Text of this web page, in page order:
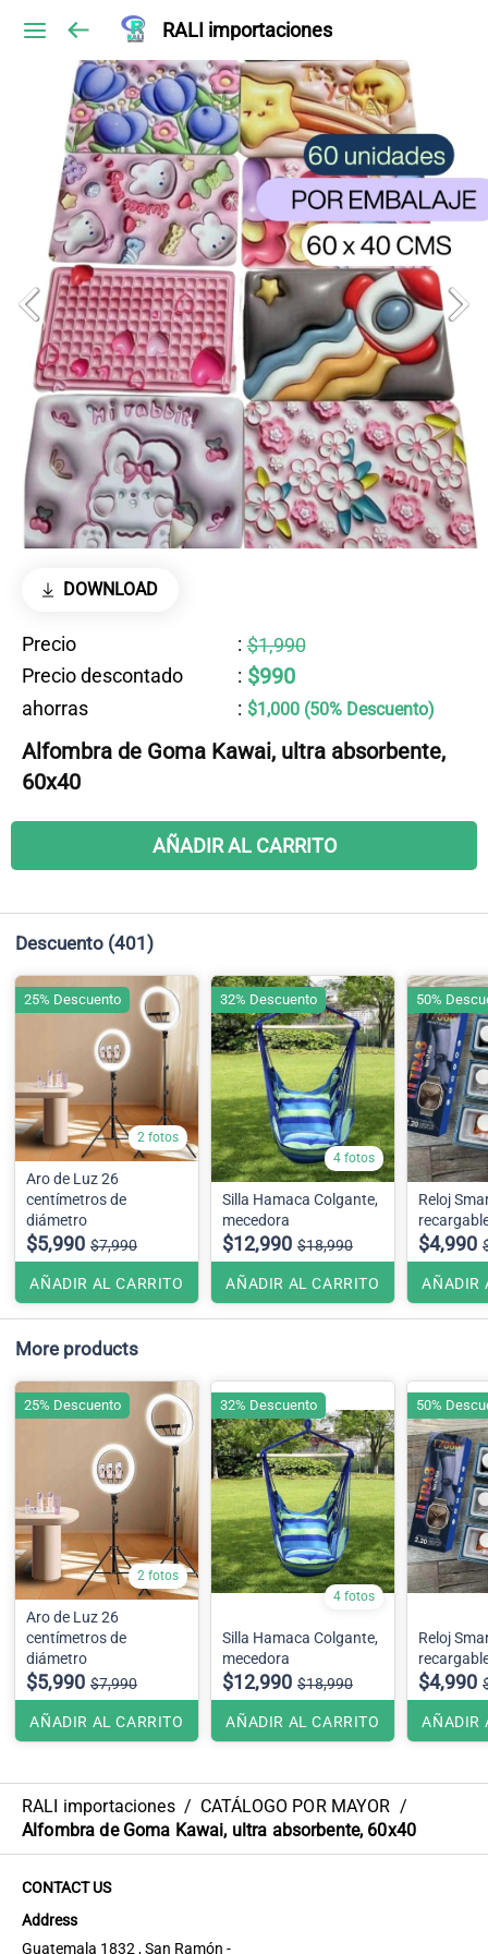
RALI importaciones
DOWNLOAD
Precio : $1,990
Precio descontado
: $990
ahorras : $1,000 (50% Descuento)
Alfombra de Goma Kawai, ultra absorbente,
60x40
AÑADIR AL CARRITO
Descuento (401)
2 fotos
Aro de Luz 26
centímetros de
diámetro
$5,990 $7,990
AÑADIR AL CARRITO
25% Descuento
4 fotos
Silla Hamaca Colgante,
mecedora
$12,990 $18,990
AÑADIR AL CARRITO
32% Descuento
Reloj
$4,990
AÑADIR
50%
More products
2 fotos
Aro de Luz 26
centímetros de
diámetro
$5,990 $7,990
AÑADIR AL CARRITO
25% Descuento
4 fotos
Silla Hamaca Colgante,
mecedora
$12,990 $18,990
AÑADIR AL CARRITO
32% Descuento
Reloj
$4,990
AÑADIR
50%
RALI importaciones / CATÁLOGO POR MAYOR /
Alfombra de Goma Kawai, ultra absorbente, 60x40
CONTACT US
Address
Guatemala 1832 , San Ramón -